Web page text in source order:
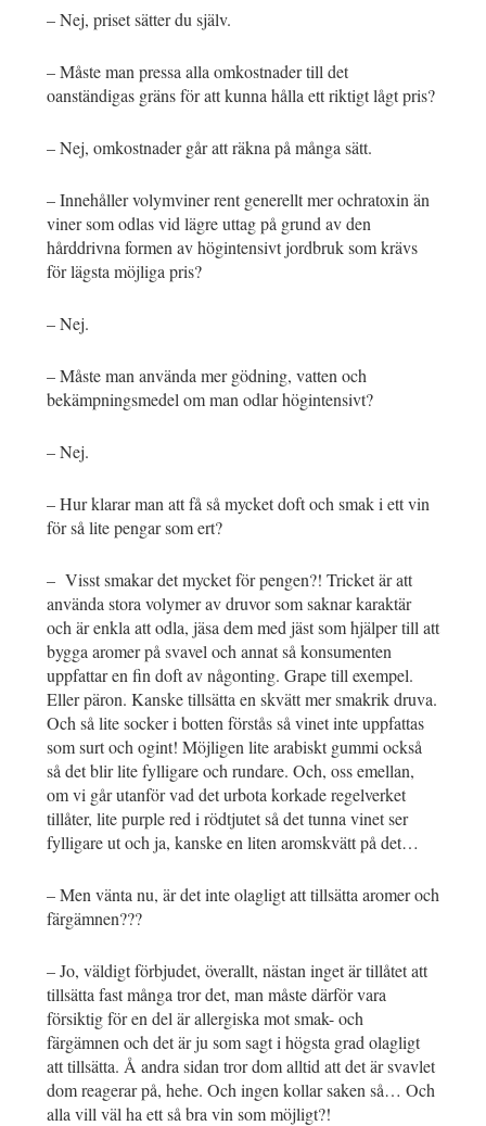
– Nej, priset sätter du själv.
– Måste man pressa alla omkostnader till det
oanständigas gräns för att kunna hålla ett riktigt lågt pris?
– Nej, omkostnader går att räkna på många sätt.
– Innehåller volymviner rent generellt mer ochratoxin än
viner som odlas vid lägre uttag på grund av den
hårddrivna formen av högintensivt jordbruk som krävs
för lägsta möjliga pris?
– Nej.
– Måste man använda mer gödning, vatten och
bekämpningsmedel om man odlar högintensivt?
– Nej.
– Hur klarar man att få så mycket doft och smak i ett vin
för så lite pengar som ert?
– Visst smakar det mycket för pengen?! Tricket är att
använda stora volymer av druvor som saknar karaktär
och är enkla att odla, jäsa dem med jäst som hjälper till att
bygga aromer på svavel och annat så konsumenten
uppfattar en fin doft av någonting. Grape till exempel.
Eller päron. Kanske tillsätta en skvätt mer smakrik druva.
Och så lite socker i botten förstås så vinet inte uppfattas
som surt och ogint! Möjligen lite arabiskt gummi också
så det blir lite fylligare och rundare. Och, oss emellan,
om vi går utanför vad det urbota korkade regelverket
tillåter, lite purple red i rödtjutet så det tunna vinet ser
fylligare ut och ja, kanske en liten aromskvätt på det…
– Men vänta nu, är det inte olagligt att tillsätta aromer och
färgämnen???
– Jo, väldigt förbjudet, överallt, nästan inget är tillåtet att
tillsätta fast många tror det, man måste därför vara
försiktig för en del är allergiska mot smak- och
färgämnen och det är ju som sagt i högsta grad olagligt
att tillsätta. Å andra sidan tror dom alltid att det är svavlet
dom reagerar på, hehe. Och ingen kollar saken så… Och
alla vill väl ha ett så bra vin som möjligt?!